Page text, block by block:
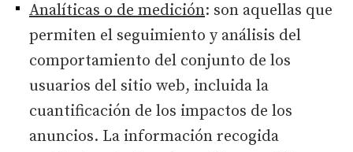
Analíticas o de medición: son aquellas que
permiten el seguimiento y análisis del
comportamiento del conjunto de los
usuarios del sitio web, incluida la
cuantificación de los impactos de los
anuncios. La información recogida